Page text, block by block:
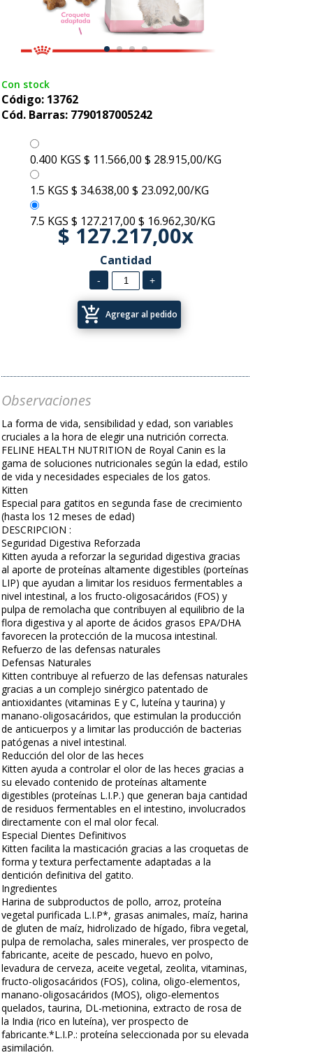
Con stock
Código: 13762
Cód. Barras: 7790187005242
0.400 KGS $ 11.566,00 $ 28.915,00/KG
1.5 KGS $ 34.638,00 $ 23.092,00/KG
7.5 KGS $ 127.217,00 $ 16.962,30/KG
$ 127.217,00x
Cantidad
add_shopping_cart Agregar al pedido
Observaciones
La forma de vida, sensibilidad y edad, son variables
cruciales a la hora de elegir una nutrición correcta.
FELINE HEALTH NUTRITION de Royal Canin es la
gama de soluciones nutricionales según la edad, estilo
de vida y necesidades especiales de los gatos.
Kitten
Especial para gatitos en segunda fase de crecimiento
(hasta los 12 meses de edad)
DESCRIPCION :
Seguridad Digestiva Reforzada
Kitten ayuda a reforzar la seguridad digestiva gracias
al aporte de proteínas altamente digestibles (porteínas
LIP) que ayudan a limitar los residuos fermentables a
nivel intestinal, a los fructo-oligosacáridos (FOS) y
pulpa de remolacha que contribuyen al equilibrio de la
flora digestiva y al aporte de ácidos grasos EPA/DHA
favorecen la protección de la mucosa intestinal.
Refuerzo de las defensas naturales
Defensas Naturales
Kitten contribuye al refuerzo de las defensas naturales
gracias a un complejo sinérgico patentado de
antioxidantes (vitaminas E y C, luteína y taurina) y
manano-oligosacáridos, que estimulan la producción
de anticuerpos y a limitar las producción de bacterias
patógenas a nivel intestinal.
Reducción del olor de las heces
Kitten ayuda a controlar el olor de las heces gracias a
su elevado contenido de proteínas altamente
digestibles (proteínas L.I.P.) que generan baja cantidad
de residuos fermentables en el intestino, involucrados
directamente con el mal olor fecal.
Especial Dientes Definitivos
Kitten facilita la masticación gracias a las croquetas de
forma y textura perfectamente adaptadas a la
dentición definitiva del gatito.
Ingredientes
Harina de subproductos de pollo, arroz, proteína
vegetal purificada L.I.P*, grasas animales, maíz, harina
de gluten de maíz, hidrolizado de hígado, fibra vegetal,
pulpa de remolacha, sales minerales, ver prospecto de
fabricante, aceite de pescado, huevo en polvo,
levadura de cerveza, aceite vegetal, zeolita, vitaminas,
fructo-oligosacáridos (FOS), colina, oligo-elementos,
manano-oligosacáridos (MOS), oligo-elementos
quelados, taurina, DL-metionina, extracto de rosa de
la India (rico en luteína), ver prospecto de
fabricante.*L.I.P.: proteína seleccionada por su elevada
asimilación.